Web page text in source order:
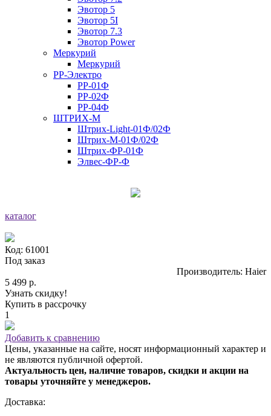
Эвотор 5
Эвотор 5I
Эвотор 7.3
Эвотор Power
Меркурий
Меркурий
РР-Электро
РР-01Ф
РР-02Ф
РР-04Ф
ШТРИХ-М
Штрих-Light-01Ф/02Ф
Штрих-М-01Ф/02Ф
Штрих-ФР-01Ф
Элвес-ФР-Ф
каталог
Код: 61001
Под заказ
Производитель: Haier
5 499 р.
Узнать скидку!
Купить в рассрочку
1
Добавить к сравнению
Цены, указанные на сайте, носят информационный характер и
не являются публичной офертой.
Актуальность цен, наличие товаров, скидки и акции на
товары уточняйте у менеджеров.
Доставка: